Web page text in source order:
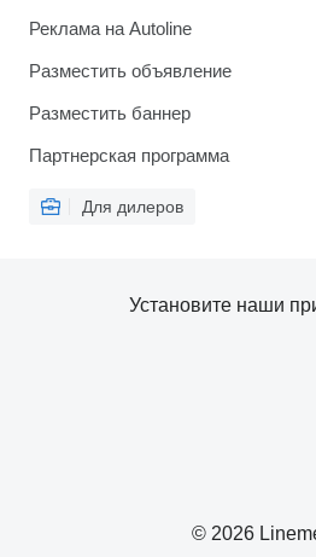
Реклама на Autoline
Разместить объявление
Разместить баннер
Партнерская программа
Для дилеров
© 2026
Установите наши